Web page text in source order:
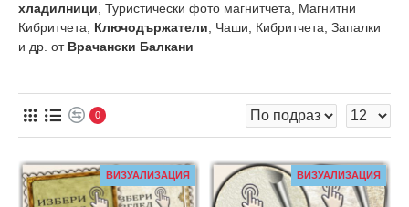
хладилници , Туристически фото магнитчета, Магнитни
Кибритчета, Ключодържатели , Чаши, Кибритчета, Запалки
и др. от Врачански Балкани
0
ВИЗУАЛИЗАЦИЯ ВИЗУАЛИЗАЦИЯ